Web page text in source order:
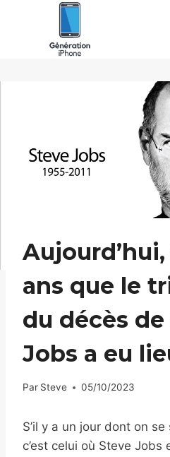
ans que le
du décès de
Jobs a eu
Par Steve 05/10/2023
S’il y a un jour dont on
c’est celui où Steve Jobs